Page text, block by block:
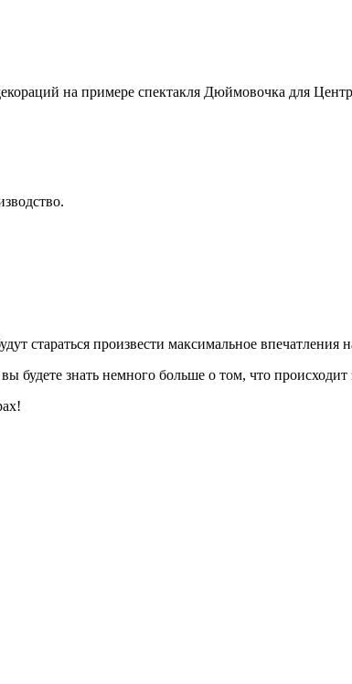
на примере спектакля Дюймовочка для
стараться произвести максимальное впечатления
будете знать немного больше о том, что происходит